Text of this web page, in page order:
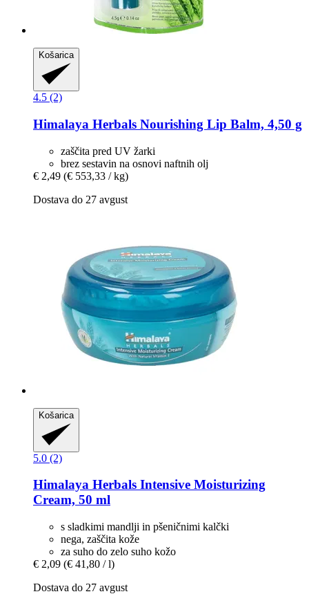
Košarica
4.5 (2)
Himalaya Herbals Nourishing Lip Balm, 4,50 g
zaščita pred UV žarki
brez sestavin na osnovi naftnih olj
€ 2,49 (€ 553,33 / kg)
Dostava do 27 avgust
Košarica
5.0 (2)
Himalaya Herbals Intensive Moisturizing
Cream, 50 ml
s sladkimi mandlji in pšeničnimi kalčki
nega, zaščita kože
za suho do zelo suho kožo
€ 2,09 (€ 41,80 / l)
Dostava do 27 avgust